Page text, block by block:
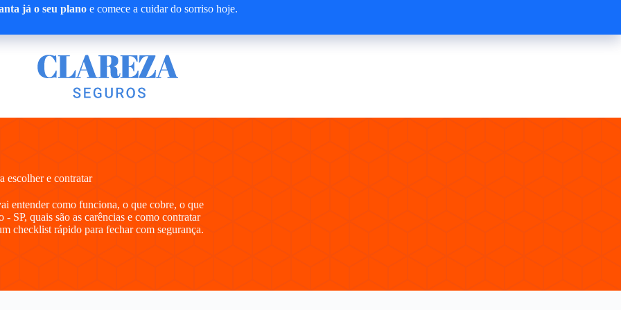
já o seu planoe comece a cuidar do sorriso hoje.
escolher e contratar
entender como funciona, o que cobre, o que
SP, quais são as carências e como contratar
checklist rápido para fechar com segurança.